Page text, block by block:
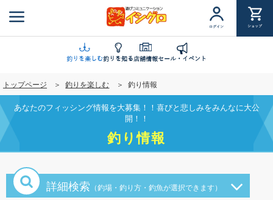
ン
に
移
動
ログイン ショップ
釣りを楽しむ釣りを知る店舗情報セール・イベント
トップページ 釣りを楽しむ 釣り情報
あなたのフィッシング情報を大募集！！喜びと悲しみをみんなに大公
開！！
釣り情報
詳細検索 （釣場・釣り方・釣魚が選択できます）